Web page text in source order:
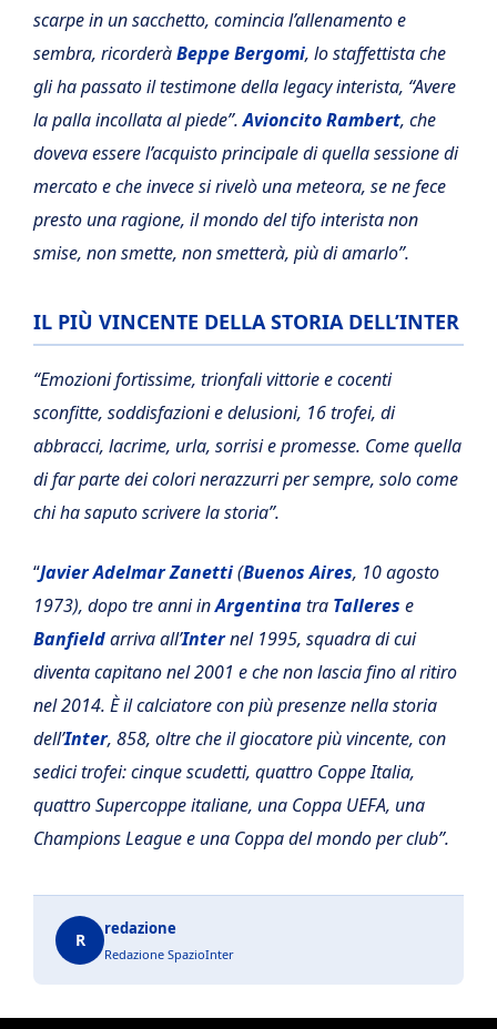
scarpe in un sacchetto, comincia l’allenamento e
sembra, ricorderàBeppe Bergomi, lo staffettista che
gli ha passato il testimone della legacy interista, “Avere
la palla incollata al piede”.Avioncito Rambert, che
doveva essere l’acquisto principale di quella sessione di
mercato e che invece si rivelò una meteora, se ne fece
presto una ragione, il mondo del tifo interista non
smise, non smette, non smetterà, più di amarlo”.
IL PIÙ VINCENTE DELLA STORIA DELL’INTER
“Emozioni fortissime, trionfali vittorie e cocenti
sconfitte, soddisfazioni e delusioni, 16 trofei, di
abbracci, lacrime, urla, sorrisi e promesse. Come quella
di far parte dei colori nerazzurri per sempre, solo come
chi ha saputo scrivere la storia”.
“Javier Adelmar Zanetti(Buenos Aires, 10 agosto
1973), dopo tre anni inArgentinatra Talleres e
Banfieldarriva all’Internel 1995, squadra di cui
diventa capitano nel 2001 e che non lascia fino al ritiro
nel 2014. È il calciatore con più presenze nella storia
dell’Inter, 858, oltre che il giocatore più vincente, con
sedici trofei: cinque scudetti, quattro Coppe Italia,
quattro Supercoppe italiane, una Coppa UEFA, una
Champions League e una Coppa del mondo per club”.
R
redazione
Redazione SpazioInter